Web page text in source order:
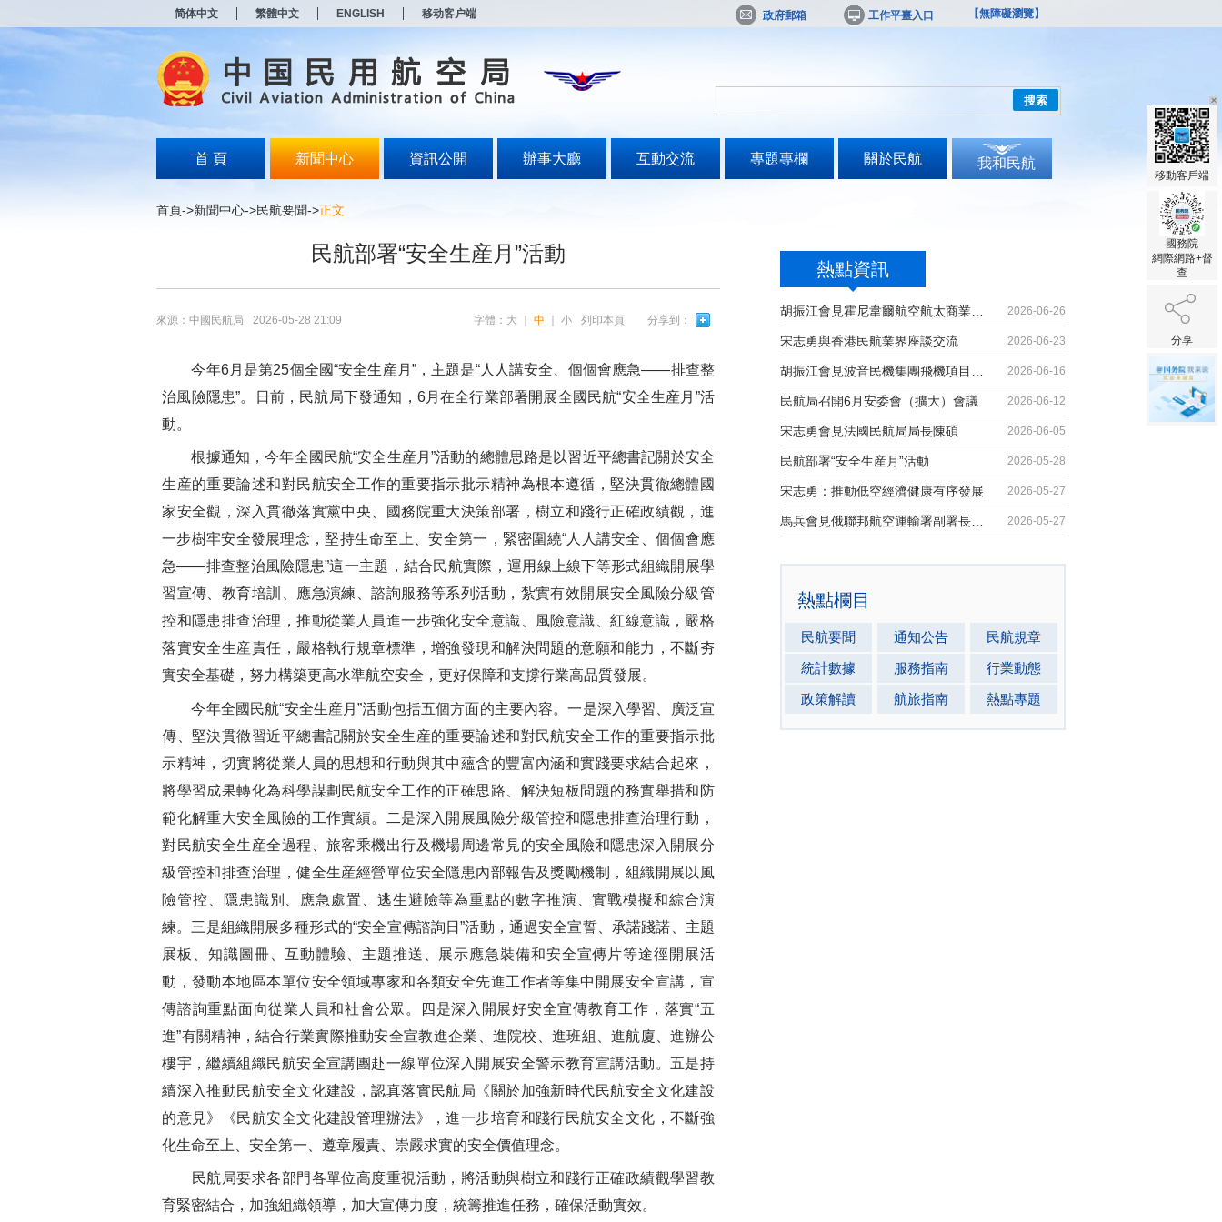
简体中文 繁體中文 ENGLISH 移动客户端 政府郵箱 工作平臺入口 【無障礙瀏覽】
搜索
首 頁 新聞中心 資訊公開 辦事大廳 互動交流 專題專欄 關於民航 我和民航
首頁->新聞中心->民航要聞->正文
熱點資訊
2026-06-26
宋志勇與香港民航業界座談交流 2026-06-23
2026-06-16
民航局召開6月安委會（擴大）會議 2026-06-12
宋志勇會見法國民航局局長陳碩 2026-06-05
民航部署“安全生産月”活動 2026-05-28
宋志勇：推動低空經濟健康有序發展 2026-05-27
2026-05-27
熱點欄目
民航要聞 通知公告
民航規章
統計數據
服務指南
行業動態
政策解讀
航旅指南 熱點專題
民航部署“安全生産月”活動
來源：中國民航局 2026-05-28 21:09 分享到：
列印本頁
字體： 大 中 小
今年6月是第25個全國“安全生産月”，主題是“人人講安全、個個會應急——排查整
治風險隱患”。日前，民航局下發通知，6月在全行業部署開展全國民航“安全生産月”活
動。
根據通知，今年全國民航“安全生産月”活動的總體思路是以習近平總書記關於安全
生産的重要論述和對民航安全工作的重要指示批示精神為根本遵循，堅決貫徹總體國
家安全觀，深入貫徹落實黨中央、國務院重大決策部署，樹立和踐行正確政績觀，進
一步樹牢安全發展理念，堅持生命至上、安全第一，緊密圍繞“人人講安全、個個會應
急——排查整治風險隱患”這一主題，結合民航實際，運用線上線下等形式組織開展學
習宣傳、教育培訓、應急演練、諮詢服務等系列活動，紮實有效開展安全風險分級管
控和隱患排查治理，推動從業人員進一步強化安全意識、風險意識、紅線意識，嚴格
落實安全生産責任，嚴格執行規章標準，增強發現和解決問題的意願和能力，不斷夯
實安全基礎，努力構築更高水準航空安全，更好保障和支撐行業高品質發展。
今年全國民航“安全生産月”活動包括五個方面的主要內容。一是深入學習、廣泛宣
傳、堅決貫徹習近平總書記關於安全生産的重要論述和對民航安全工作的重要指示批
示精神，切實將從業人員的思想和行動與其中蘊含的豐富內涵和實踐要求結合起來，
將學習成果轉化為科學謀劃民航安全工作的正確思路、解決短板問題的務實舉措和防
範化解重大安全風險的工作實績。二是深入開展風險分級管控和隱患排查治理行動，
對民航安全生産全過程、旅客乘機出行及機場周邊常見的安全風險和隱患深入開展分
級管控和排查治理，健全生産經營單位安全隱患內部報告及獎勵機制，組織開展以風
險管控、隱患識別、應急處置、逃生避險等為重點的數字推演、實戰模擬和綜合演
練。三是組織開展多種形式的“安全宣傳諮詢日”活動，通過安全宣誓、承諾踐諾、主題
展板、知識圖冊、互動體驗、主題推送、展示應急裝備和安全宣傳片等途徑開展活
動，發動本地區本單位安全領域專家和各類安全先進工作者等集中開展安全宣講，宣
傳諮詢重點面向從業人員和社會公眾。四是深入開展好安全宣傳教育工作，落實“五
進”有關精神，結合行業實際推動安全宣教進企業、進院校、進班組、進航廈、進辦公
樓宇，繼續組織民航安全宣講團赴一線單位深入開展安全警示教育宣講活動。五是持
續深入推動民航安全文化建設，認真落實民航局《關於加強新時代民航安全文化建設
的意見》《民航安全文化建設管理辦法》，進一步培育和踐行民航安全文化，不斷強
化生命至上、安全第一、遵章履責、崇嚴求實的安全價值理念。
民航局要求各部門各單位高度重視活動，將活動與樹立和踐行正確政績觀學習教
育緊密結合，加強組織領導，加大宣傳力度，統籌推進任務，確保活動實效。
移動客戶端
國務院
網際網路+督
查
分享
打
无
障